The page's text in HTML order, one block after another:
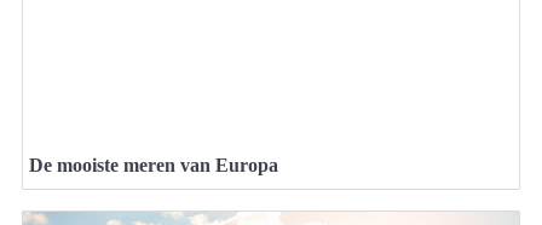
De mooiste meren van Europa